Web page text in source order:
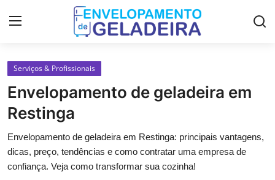
Login
Geladeira
LGPD
Serviços & Profissionais
Envelopamento de geladeira em
Restinga
Envelopamento de geladeira em Restinga: principais vantagens,
dicas, preço, tendências e como contratar uma empresa de
confiança. Veja como transformar sua cozinha!